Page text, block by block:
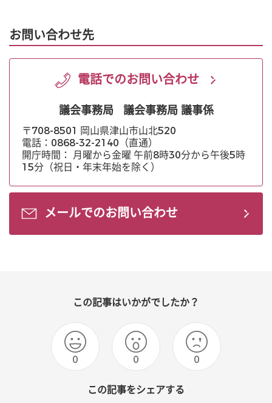
お問い合わせ先
電話でのお問い合わせ
議会事務局 議会事務局 議事係
〒708-8501 岡山県津山市山北520
電話：0868-32-2140（直通）
開庁時間： 月曜から金曜 午前8時30分から午後5時
15分（祝日・年末年始を除く）
メールでのお問い合わせ
この記事はいかがでしたか？
0 0 0
この記事をシェアする